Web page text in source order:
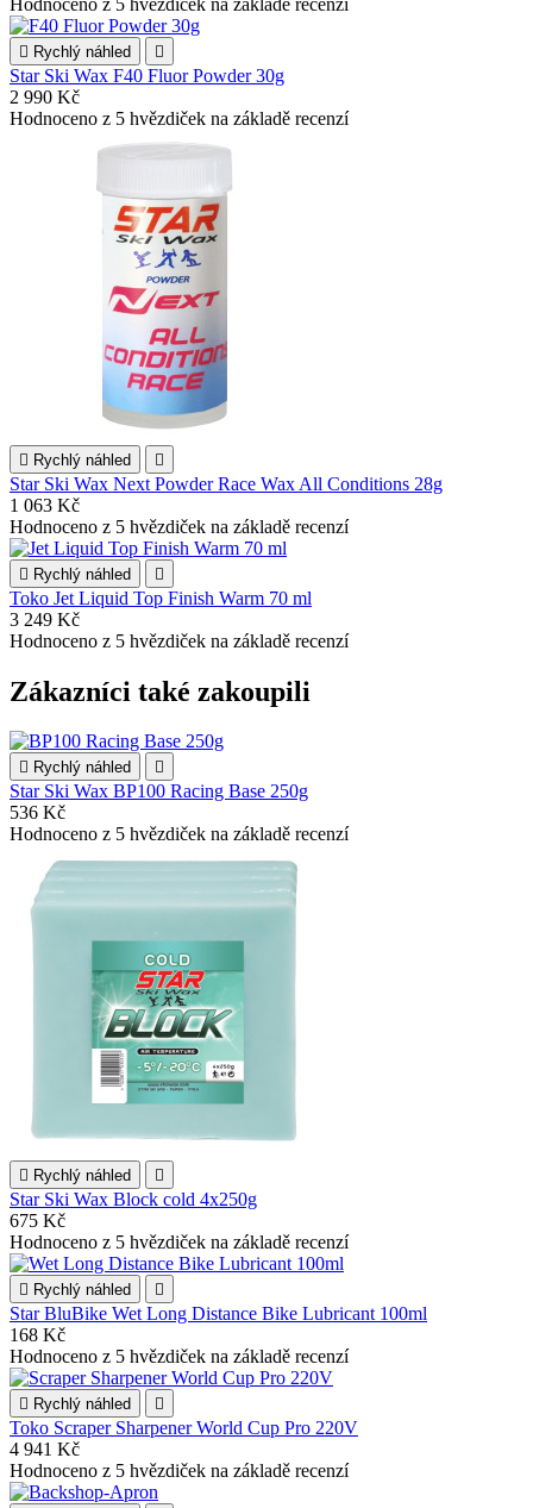
 Rychlý náhled 
Star Ski Wax F40 Fluor Powder 30g
2 990 Kč
Hodnoceno z 5 hvězdiček na základě recenzí
 Rychlý náhled 
Star Ski Wax Next Powder Race Wax All Conditions 28g
1 063 Kč
Hodnoceno z 5 hvězdiček na základě recenzí
 Rychlý náhled 
Toko Jet Liquid Top Finish Warm 70 ml
3 249 Kč
Hodnoceno z 5 hvězdiček na základě recenzí
Zákazníci také zakoupili
 Rychlý náhled 
Star Ski Wax BP100 Racing Base 250g
536 Kč
Hodnoceno z 5 hvězdiček na základě recenzí
 Rychlý náhled 
Star Ski Wax Block cold 4x250g
675 Kč
Hodnoceno z 5 hvězdiček na základě recenzí
 Rychlý náhled 
Star BluBike Wet Long Distance Bike Lubricant 100ml
168 Kč
Hodnoceno z 5 hvězdiček na základě recenzí
 Rychlý náhled 
Toko Scraper Sharpener World Cup Pro 220V
4 941 Kč
Hodnoceno z 5 hvězdiček na základě recenzí